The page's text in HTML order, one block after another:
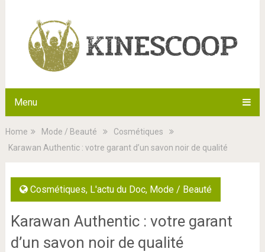
Menu
Home Mode / Beauté
Cosmétiques
Karawan Authentic : votre garant d’un savon noir de qualité
Cosmétiques, L'actu du Doc, Mode / Beauté
Karawan Authentic : votre garant
d’un savon noir de qualité